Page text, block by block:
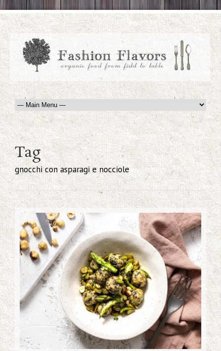
Tag
gnocchi con asparagi e nocciole